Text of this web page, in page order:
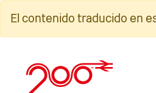
contenido
El contenido traducido en